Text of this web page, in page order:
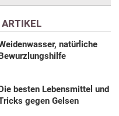
natürliche
besten Lebensmittel und
gegen Gelsen